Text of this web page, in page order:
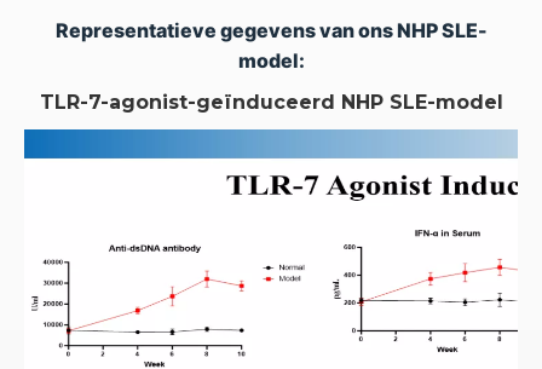
Representatieve gegevens van ons NHP SLE-
model:
TLR-7-agonist-geïnduceerd NHP SLE-model